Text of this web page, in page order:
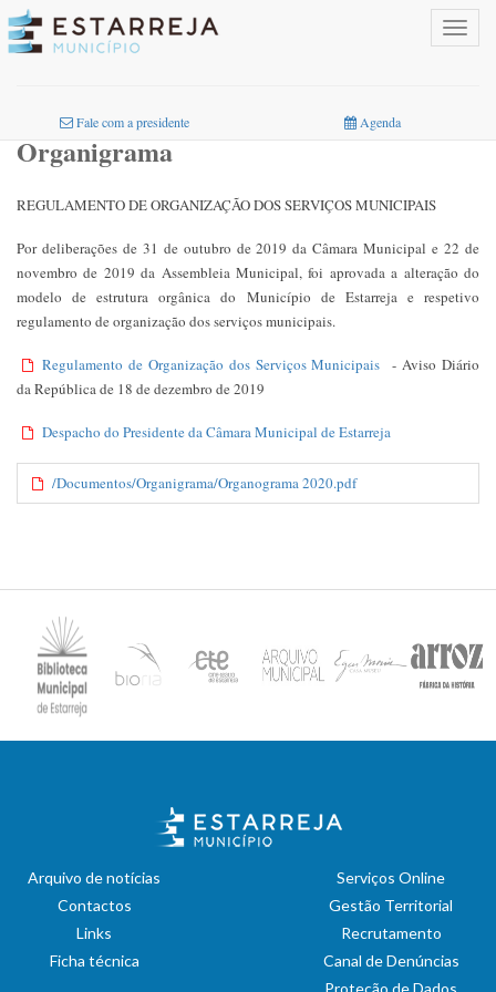
Toggle
Fale com a presidente Agenda
Organigrama
REGULAMENTO DE ORGANIZAÇÃO DOS SERVIÇOS MUNICIPAIS
Por deliberações de 31 de outubro de 2019 da Câmara Municipal e 22 de
novembro de 2019 da Assembleia Municipal, foi aprovada a alteração do
modelo de estrutura orgânica do Município de Estarreja e respetivo
regulamento de organização dos serviços municipais.
Regulamento de Organização dos Serviços Municipais
- Aviso Diário
da República de 18 de dezembro de 2019
Despacho do Presidente da Câmara Municipal de Estarreja
/Documentos/Organigrama/Organograma 2020.pdf
Arquivo de notícias
Contactos
Links
Ficha técnica
Serviços Online
Gestão Territorial
Recrutamento
Canal de Denúncias
Proteção de Dados